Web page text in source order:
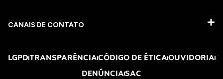
CANAIS DE CONTATO
LGPDTRANSPARÊNCIACÓDIGO DE ÉTICAOUVIDORIA
DENÚNCIASAC